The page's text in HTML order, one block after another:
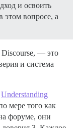
и освоить
вопросе, а
— это
и система
Understanding
мере того как
форуме, они